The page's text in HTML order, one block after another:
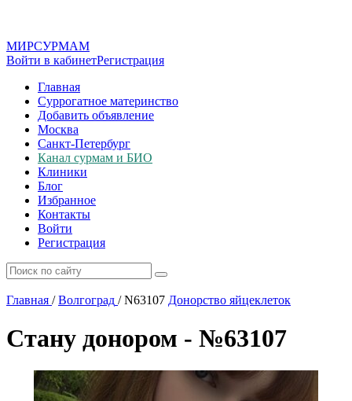
МИРСУРМАМ
Войти в кабинетРегистрация
Главная
Суррогатное материнство
Добавить объявление
Москва
Санкт-Петербург
Канал сурмам и БИО
Клиники
Блог
Избранное
Контакты
Войти
Регистрация
Главная / Волгоград /N63107 Донорство яйцеклеток
Стану донором - №63107